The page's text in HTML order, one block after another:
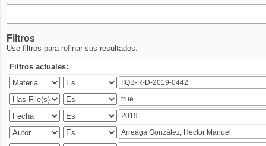
Filtros
Use filtros para refinar sus resultados.
Filtros actuales: